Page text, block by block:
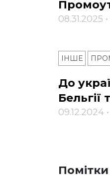
08.31.2025
ІНШЕ
До
Бельгії
09.12.2024
Помітки